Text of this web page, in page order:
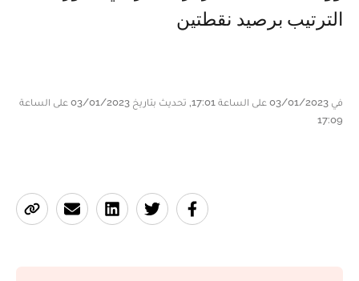
الترتيب برصيد نقطتين
في 03/01/2023 على الساعة 17:01, تحديث بتاريخ 03/01/2023 على الساعة
17:09